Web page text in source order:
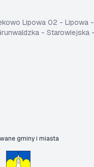
Lipowa 02 -
- Starowiejska
gminy i miasta